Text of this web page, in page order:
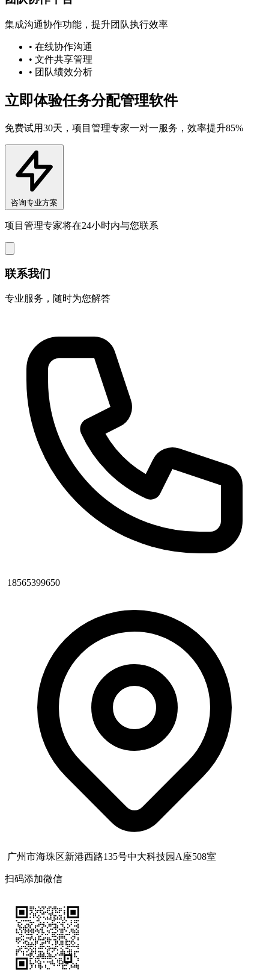
集成沟通协作功能，提升团队执行效率
• 在线协作沟通
• 文件共享管理
• 团队绩效分析
立即体验任务分配管理软件
免费试用30天，项目管理专家一对一服务，效率提升85%
咨询专业方案
项目管理专家将在24小时内与您联系
联系我们
专业服务，随时为您解答
18565399650
广州市海珠区新港西路135号中大科技园A座508室
扫码添加微信